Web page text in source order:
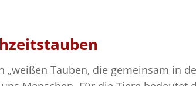
„weißen Tauben, die gemeinsam in